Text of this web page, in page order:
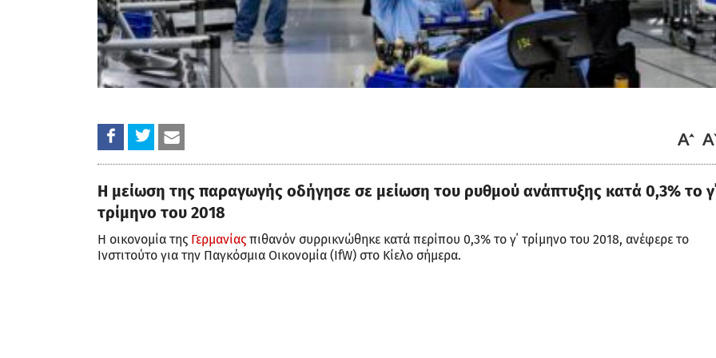
Η μείωση της παραγωγής οδήγησε σε μείωση του ρυθμού ανάπτυξης κατά 0,3% το
τρίμηνο του 2018
Η οικονομία της Γερμανίας πιθανόν συρρικνώθηκε κατά περίπου 0,3% το γ΄ τρίμηνο του 2018, ανέφερε το
Ινστιτούτο για την Παγκόσμια Οικονομία (IfW) στο Κίελο σήμερα.